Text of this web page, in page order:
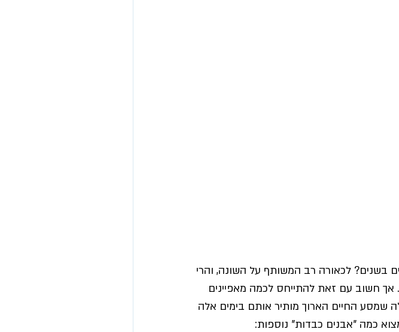
בשנים? לכאורה רב המשותף על השונה, והרי
אך חשוב עם זאת להתייחס לכמה מאפיינים
שמסע החיים הארוך מותיר אותם בימים אלה
כמה "אבנים כבדות" נוספות: